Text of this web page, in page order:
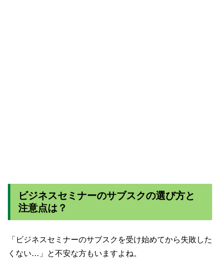
ビジネスセミナーのサブスクの選び方と
注意点は？
「ビジネスセミナーのサブスクを受け始めてから失敗した
くない…」と不安な方もいますよね。